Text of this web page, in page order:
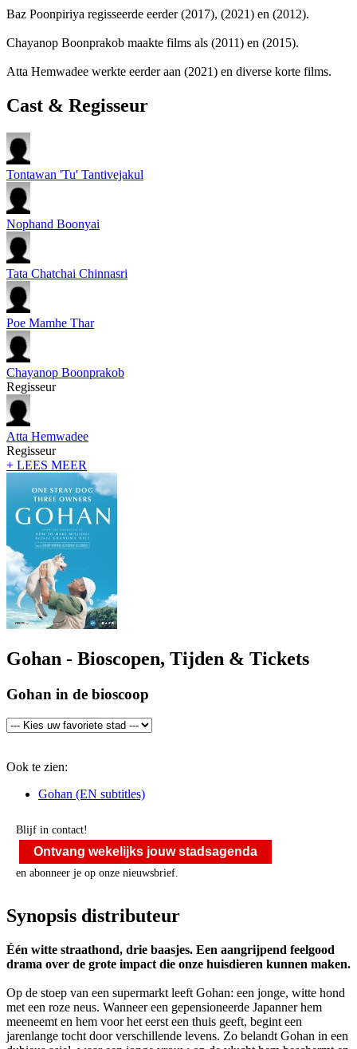
Baz Poonpiriya regisseerde eerder(2017), (2021) en (2012).
Chayanop Boonprakob maakte films als (2011) en (2015).
Atta Hemwadee werkte eerder aan (2021) en diverse korte films.
Cast & Regisseur
Tontawan 'Tu' Tantivejakul
Nophand Boonyai
Tata Chatchai Chinnasri
Poe Mamhe Thar
Chayanop Boonprakob
Regisseur
Atta Hemwadee
Regisseur
+ LEES MEER
Gohan - Bioscopen, Tijden & Tickets
Gohan in de bioscoop
Ook te zien:
Gohan (EN subtitles)
Blijf in contact!
Ontvang wekelijks jouw stadsagenda
en abonneer je op onze nieuwsbrief.
Synopsis distributeur
Één witte straathond, drie baasjes. Een aangrijpend feelgood
drama over de grote impact die onze huisdieren kunnen maken.
Op de stoep van een supermarkt leeft Gohan: een jonge, witte hond
met een roze neus. Wanneer een gepensioneerde Japanner hem
meeneemt en hem voor het eerst een thuis geeft, begint een
jarenlange tocht door verschillende levens. Zo belandt Gohan in een